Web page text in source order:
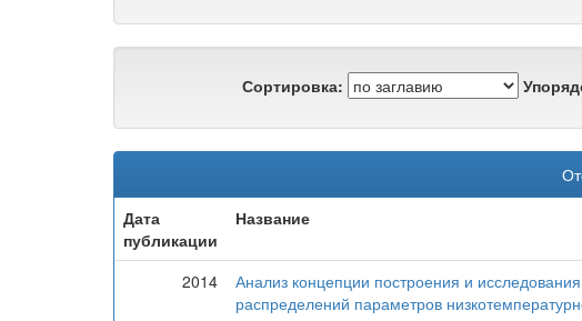
Сортировка:
Дата
публикации
Название
2014
Анализ концепции построения и
распределений параметров